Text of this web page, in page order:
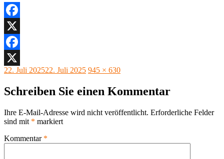
Facebook
X
Facebook
X
Veröffentlicht
22. Juli 202522. Juli 2025 Originalgröße
945 × 630
Schreiben Sie einen Kommentar
Ihre E-Mail-Adresse wird nicht veröffentlicht. Erforderliche Felder
sind mit * markiert
Kommentar *